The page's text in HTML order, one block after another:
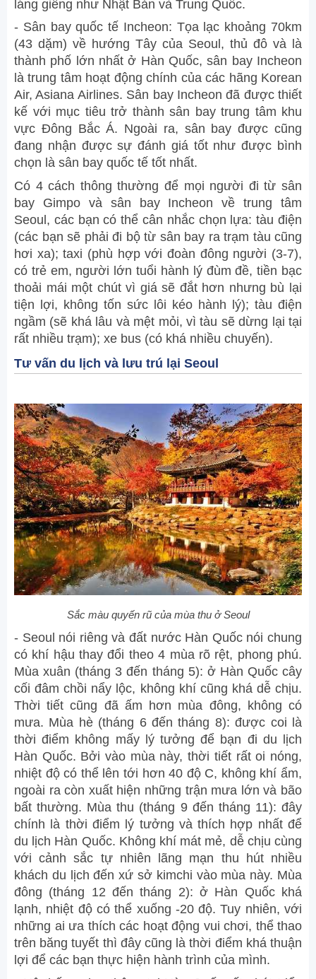
láng giềng như Nhật Bản và Trung Quốc.
- Sân bay quốc tế Incheon: Tọa lạc khoảng 70km
(43 dặm) về hướng Tây của Seoul, thủ đô và là
thành phố lớn nhất ở Hàn Quốc, sân bay Incheon
là trung tâm hoạt động chính của các hãng Korean
Air, Asiana Airlines. Sân bay Incheon đã được thiết
kế với mục tiêu trở thành sân bay trung tâm khu
vực Đông Bắc Á. Ngoài ra, sân bay được cũng
đang nhận được sự đánh giá tốt như được bình
chọn là sân bay quốc tế tốt nhất.
Có 4 cách thông thường để mọi người đi từ sân
bay Gimpo và sân bay Incheon về trung tâm
Seoul, các bạn có thể cân nhắc chọn lựa: tàu điện
(các bạn sẽ phải đi bộ từ sân bay ra trạm tàu cũng
hơi xa); taxi (phù hợp với đoàn đông người (3-7),
có trẻ em, người lớn tuổi hành lý đùm đề, tiền bạc
thoải mái một chút vì giá sẽ đắt hơn nhưng bù lại
tiện lợi, không tốn sức lôi kéo hành lý); tàu điện
ngầm (sẽ khá lâu và mệt mỏi, vì tàu sẽ dừng lại tại
rất nhiều trạm); xe bus (có khá nhiều chuyến).
Tư vấn du lịch và lưu trú lại Seoul
Sắc màu quyến rũ của mùa thu ở Seoul
- Seoul nói riêng và đất nước Hàn Quốc nói chung
có khí hậu thay đổi theo 4 mùa rõ rệt, phong phú.
Mùa xuân (tháng 3 đến tháng 5): ở Hàn Quốc cây
cối đâm chồi nẩy lộc, không khí cũng khá dễ chịu.
Thời tiết cũng đã ấm hơn mùa đông, không có
mưa. Mùa hè (tháng 6 đến tháng 8): được coi là
thời điểm không mấy lý tưởng để bạn đi du lịch
Hàn Quốc. Bởi vào mùa này, thời tiết rất oi nóng,
nhiệt độ có thể lên tới hơn 40 độ C, không khí ẩm,
ngoài ra còn xuất hiện những trận mưa lớn và bão
bất thường. Mùa thu (tháng 9 đến tháng 11): đây
chính là thời điểm lý tưởng và thích hợp nhất để
du lịch Hàn Quốc. Không khí mát mẻ, dễ chịu cùng
với cảnh sắc tự nhiên lãng mạn thu hút nhiều
khách du lịch đến xứ sở kimchi vào mùa này. Mùa
đông (tháng 12 đến tháng 2): ở Hàn Quốc khá
lạnh, nhiệt độ có thể xuống -20 độ. Tuy nhiên, với
những ai ưa thích các hoạt động vui chơi, thể thao
trên băng tuyết thì đây cũng là thời điểm khá thuận
lợi để các bạn thực hiện hành trình của mình.